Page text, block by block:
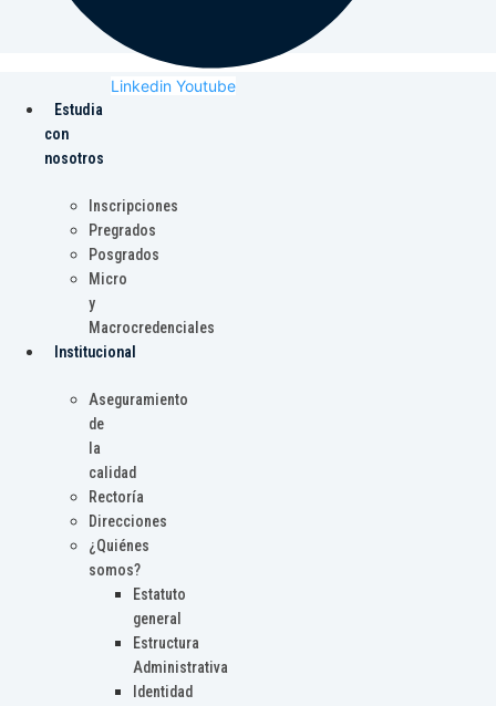
Linkedin Youtube
Estudia
con
nosotros
Inscripciones
Pregrados
Posgrados
Micro
y
Macrocredenciales
Institucional
Aseguramiento
de
la
calidad
Rectoría
Direcciones
¿Quiénes
somos?
Estatuto
general
Estructura
Administrativa
Identidad